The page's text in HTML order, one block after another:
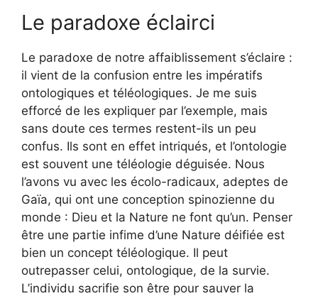
Le paradoxe éclairci
Le paradoxe de notre affaiblissement s’éclaire :
il vient de la confusion entre les impératifs
ontologiques et téléologiques. Je me suis
efforcé de les expliquer par l’exemple, mais
sans doute ces termes restent-ils un peu
confus. Ils sont en effet intriqués, et l’ontologie
est souvent une téléologie déguisée. Nous
l’avons vu avec les écolo-radicaux, adeptes de
Gaïa, qui ont une conception spinozienne du
monde : Dieu et la Nature ne font qu’un. Penser
être une partie infime d’une Nature déifiée est
bien un concept téléologique. Il peut
outrepasser celui, ontologique, de la survie.
L’individu sacrifie son être pour sauver la